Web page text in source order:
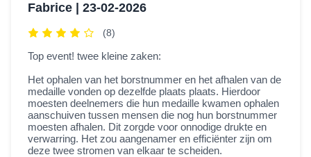
Fabrice | 23-02-2026
(8)
Top event! twee kleine zaken:
Het ophalen van het borstnummer en het afhalen van de
medaille vonden op dezelfde plaats plaats. Hierdoor
moesten deelnemers die hun medaille kwamen ophalen
aanschuiven tussen mensen die nog hun borstnummer
moesten afhalen. Dit zorgde voor onnodige drukte en
verwarring. Het zou aangenamer en efficiënter zijn om
deze twee stromen van elkaar te scheiden.